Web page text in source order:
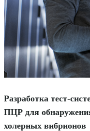
Разработка тест-
ПЦР для
холерных вибрионов